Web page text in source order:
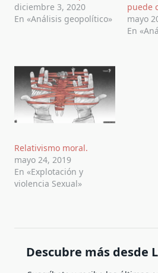
diciembre 3, 2020
En «Análisis geopolítico»
puede
mayo
En
Relativismo moral.
mayo 24, 2019
En «Explotación y
violencia Sexual»
Descubre más desde